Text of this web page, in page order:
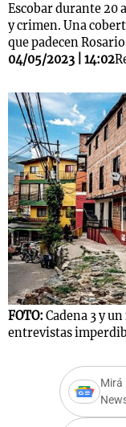
Escobar durante 20
y crimen. Una
que padecen
04/05/2023 | 14:02
FOTO: Cadena 3 y
entrevistas
Mirá